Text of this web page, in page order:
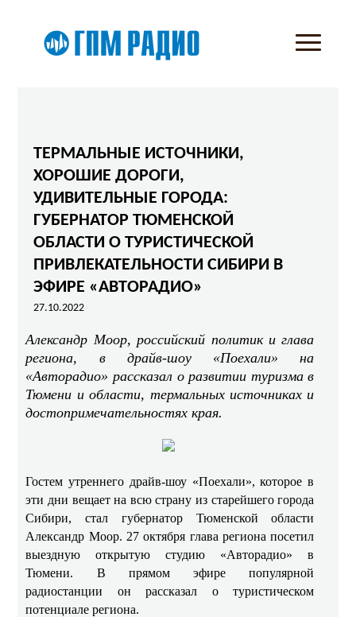
ТЕРМАЛЬНЫЕ ИСТОЧНИКИ,
ХОРОШИЕ ДОРОГИ,
УДИВИТЕЛЬНЫЕ ГОРОДА:
ГУБЕРНАТОР ТЮМЕНСКОЙ
ОБЛАСТИ О ТУРИСТИЧЕСКОЙ
ПРИВЛЕКАТЕЛЬНОСТИ СИБИРИ В
ЭФИРЕ «АВТОРАДИО»
27.10.2022
Александр Моор, российский политик и глава
региона, в драйв-шоу «Поехали» на
«Авторадио» рассказал о развитии туризма в
Тюмени и области, термальных источниках и
достопримечательностях края.
Гостем утреннего драйв-шоу «Поехали», которое в
эти дни вещает на всю страну из старейшего города
Сибири, стал губернатор Тюменской области
Александр Моор. 27 октября глава региона посетил
выездную открытую студию «Авторадио» в
Тюмени. В прямом эфире популярной
радиостанции он рассказал о туристическом
потенциале региона.